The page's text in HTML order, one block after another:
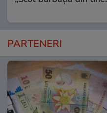
PARTENERI